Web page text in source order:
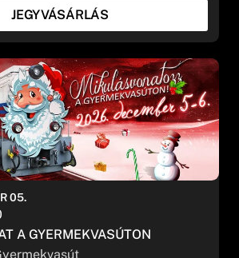
JEGYVÁSÁRLÁS
A GYERMEKVASÚTON
05.